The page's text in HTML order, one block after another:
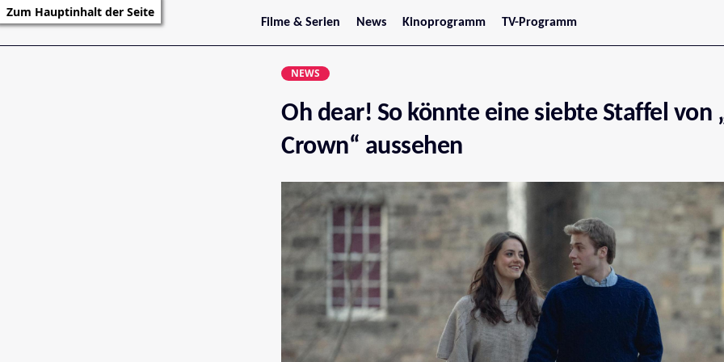
Zum Hauptinhalt der Seite
Filme & Serien
Trailer
Filmarchiv
News
Stars
Kinoprogramm
Jetzt im Kino
Oberösterreich
Steiermark
Burgenland
Kärnten
Tirol
Vorarlberg
TV-Programm
NEWS
Oh dear! So könnte eine siebte Staffel von
Crown“ aussehen